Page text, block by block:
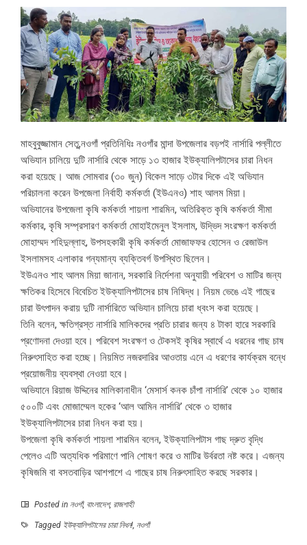
মাহবুবুজ্জামান সেতু,নওগাঁ প্রতিনিধিঃ নওগাঁর মান্দা উপজেলার বড়পই নার্সারি পল্লীতে
অভিযান চালিয়ে দুটি নার্সারি থেকে সাড়ে ১৩ হাজার ইউক্যালিপটাসের চারা নিধন
করা হয়েছে। আজ সোমবার (৩০ জুন) বিকেল সাড়ে ৩টার দিকে এই অভিযান
পরিচালনা করেন উপজেলা নির্বাহী কর্মকর্তা (ইউএনও) শাহ আলম মিয়া।
অভিযানের উপজেলা কৃষি কর্মকর্তা শায়লা শারমিন, অতিরিক্ত কৃষি কর্মকর্তা সীমা
কর্মকার, কৃষি সম্প্রসারণ কর্মকর্তা মোহাইমেনুল ইসলাম, উদ্ভিদ সংরক্ষণ কর্মকর্তা
মোহাম্মদ শহিদুল্লাহ, উপসহকারী কৃষি কর্মকর্তা মোজাফফর হোসেন ও রেজাউল
ইসলামসহ এলাকার গন্যমান্য ব্যক্তিবর্গ উপস্থিত ছিলেন।
ইউএনও শাহ আলম মিয়া জানান, সরকারি নির্দেশনা অনুযায়ী পরিবেশ ও মাটির জন্য
ক্ষতিকর হিসেবে বিবেচিত ইউক্যালিপটাসের চাষ নিষিদ্ধ। নিয়ম ভেঙে এই গাছের
চারা উৎপাদন করায় দুটি নার্সারিতে অভিযান চালিয়ে চারা ধ্বংস করা হয়েছে।
তিনি বলেন, ক্ষতিগ্রস্ত নার্সারি মালিকদের প্রতি চারার জন্য ৪ টাকা হারে সরকারি
প্রণোদনা দেওয়া হবে। পরিবেশ সংরক্ষণ ও টেকসই কৃষির স্বার্থে এ ধরনের গাছ চাষ
নিরুৎসাহিত করা হচ্ছে। নিয়মিত নজরদারির আওতায় এনে এ ধরণের কার্যক্রম বন্ধে
প্রয়োজনীয় ব্যবস্থা নেওয়া হবে।
অভিযানে রিয়াজ উদ্দিনের মালিকানাধীন ‘মেসার্স কনক চাঁপা নার্সারি’ থেকে ১০ হাজার
৫০০টি এবং মোজাম্মেল হকের ‘আল আমিন নার্সারি’ থেকে ৩ হাজার
ইউক্যালিপটাসের চারা নিধন করা হয়।
উপজেলা কৃষি কর্মকর্তা শায়লা শারমিন বলেন, ইউক্যালিপটাস গাছ দ্রুত বৃদ্ধি
পেলেও এটি অত্যধিক পরিমাণে পানি শোষণ করে ও মাটির উর্বরতা নষ্ট করে। এজন্য
কৃষিজমি বা বসতবাড়ির আশপাশে এ গাছের চাষ নিরুৎসাহিত করছে সরকার।
Posted in নওগাঁ, বাংলাদেশ, রাজশাহী
Tagged ইউক্যালিপটাসের চারা নিধন! নওগাঁ